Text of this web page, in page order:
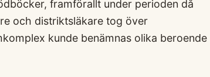
framförallt under perioden då
och distriktsläkare tog över
kunde benämnas olika beroende